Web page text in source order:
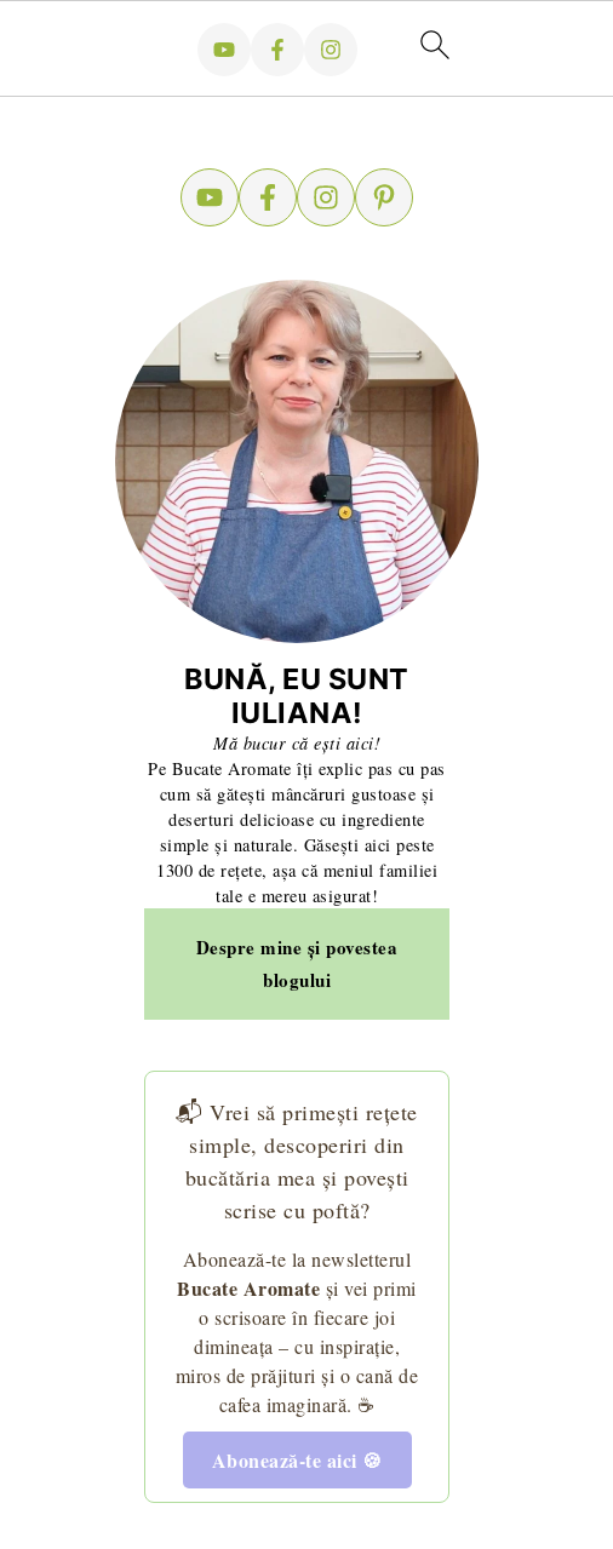
BUNĂ, EU SUNT
IULIANA!
Mă bucur că ești aici!
Pe Bucate Aromate îți explic pas cu pas
cum să gătești mâncăruri gustoase și
deserturi delicioase cu ingrediente
simple și naturale. Găsești aici peste
1300 de rețete, așa că meniul familiei
tale e mereu asigurat!
Despre mine și povestea
blogului
📬 Vrei să primești rețete
simple, descoperiri din
bucătăria mea și povești
scrise cu poftă?
Abonează-te la newsletterul
Bucate Aromate și vei primi
o scrisoare în fiecare joi
dimineața – cu inspirație,
miros de prăjituri și o cană de
cafea imaginară. ☕
Abonează-te aici 🍪